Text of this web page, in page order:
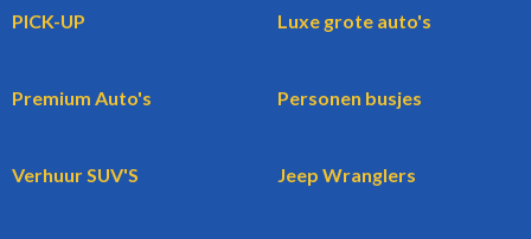
PICK-UP Luxe grote auto's
Premium Auto's Personen busjes
Verhuur SUV'S Jeep Wranglers